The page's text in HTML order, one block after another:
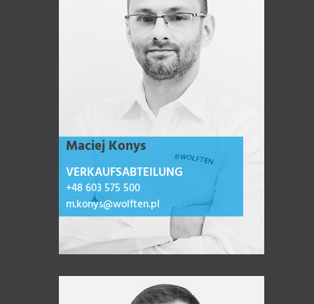
Maciej Konys
VERKAUFSABTEILUNG
+48 603 575 500
m.konys@wolften.pl